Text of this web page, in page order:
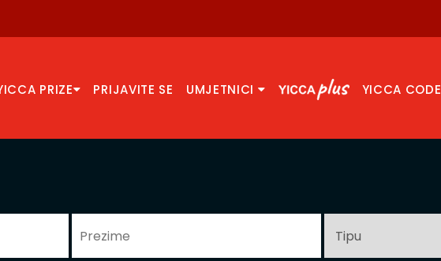
PRIZE PRIJAVITE SE UMJETNICI YICCA CODE